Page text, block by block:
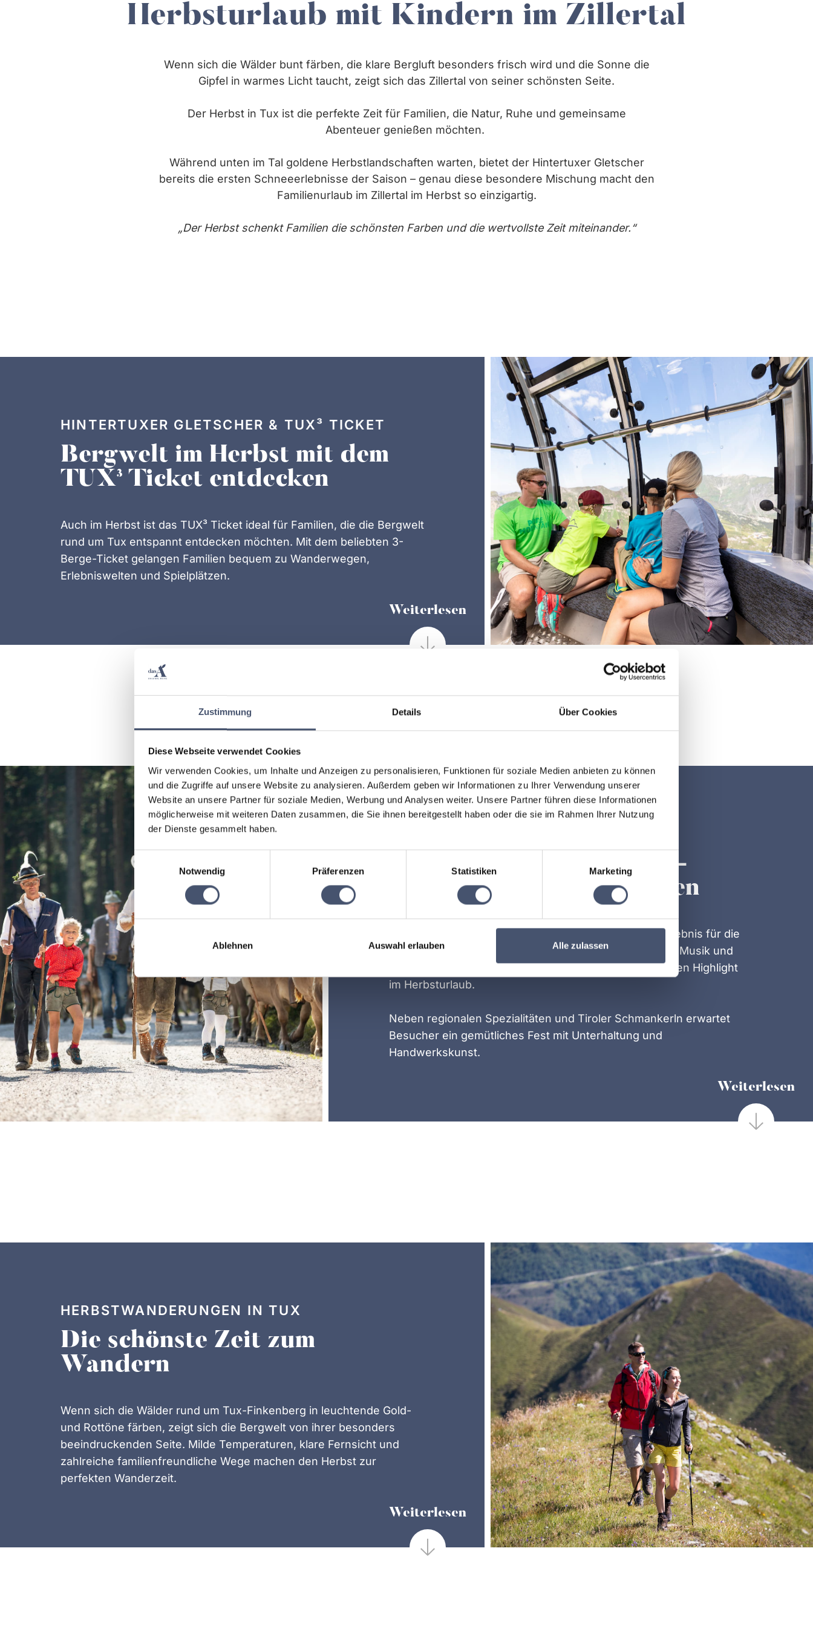
Zustimmung Details Über Cookies
Diese Webseite verwendet Cookies
Wir verwenden Cookies, um Inhalte und Anzeigen zu personalisieren, Funktionen für soziale Medien anbieten zu können
und die Zugriffe auf unsere Website zu analysieren. Außerdem geben wir Informationen zu Ihrer Verwendung unserer
Website an unsere Partner für soziale Medien, Werbung und Analysen weiter. Unsere Partner führen diese Informationen
möglicherweise mit weiteren Daten zusammen, die Sie ihnen bereitgestellt haben oder die sie im Rahmen Ihrer Nutzung
der Dienste gesammelt haben.
Einwilligungsauswahl
Notwendig
Präferenzen Statistiken Marketing
Ablehnen Auswahl erlauben Alle zulassen
Herbsturlaub mit Kindern im Zillertal
Wenn sich die Wälder bunt färben, die klare Bergluft besonders frisch wird und die Sonne die
Gipfel in warmes Licht taucht, zeigt sich das Zillertal von seiner schönsten Seite.
Der Herbst in Tux ist die perfekte Zeit für Familien, die Natur, Ruhe und gemeinsame
Abenteuer genießen möchten.
Während unten im Tal goldene Herbstlandschaften warten, bietet der Hintertuxer Gletscher
bereits die ersten Schneeerlebnisse der Saison – genau diese besondere Mischung macht den
Familienurlaub im Zillertal im Herbst so einzigartig.
„Der Herbst schenkt Familien die schönsten Farben und die wertvollste Zeit miteinander.“
HINTERTUXER GLETSCHER & TUX³ TICKET
Bergwelt im Herbst mit dem
TUX³ Ticket entdecken
Auch im Herbst ist das TUX³ Ticket ideal für Familien, die die Bergwelt
rund um Tux entspannt entdecken möchten. Mit dem beliebten 3-
Berge-Ticket gelangen Familien bequem zu Wanderwegen,
Erlebniswelten und Spielplätzen.
Weiterlesen
Almabtrieb im Tuxertal –
Tradition hautnah erleben
Der traditionelle Almabtrieb ist ein ganz besonderes Erlebnis für die
ganze Familie. Festlich geschmückte Kühe, traditionelle Musik und
gelebtes Brauchtum machen diesen Tag zu einem echten Highlight
im Herbsturlaub.
Neben regionalen Spezialitäten und Tiroler Schmankerln erwartet
Besucher ein gemütliches Fest mit Unterhaltung und
Handwerkskunst.
Weiterlesen
HERBSTWANDERUNGEN IN TUX
Die schönste Zeit zum
Wandern
Wenn sich die Wälder rund um Tux-Finkenberg in leuchtende Gold-
und Rottöne färben, zeigt sich die Bergwelt von ihrer besonders
beeindruckenden Seite. Milde Temperaturen, klare Fernsicht und
zahlreiche familienfreundliche Wege machen den Herbst zur
perfekten Wanderzeit.
Weiterlesen